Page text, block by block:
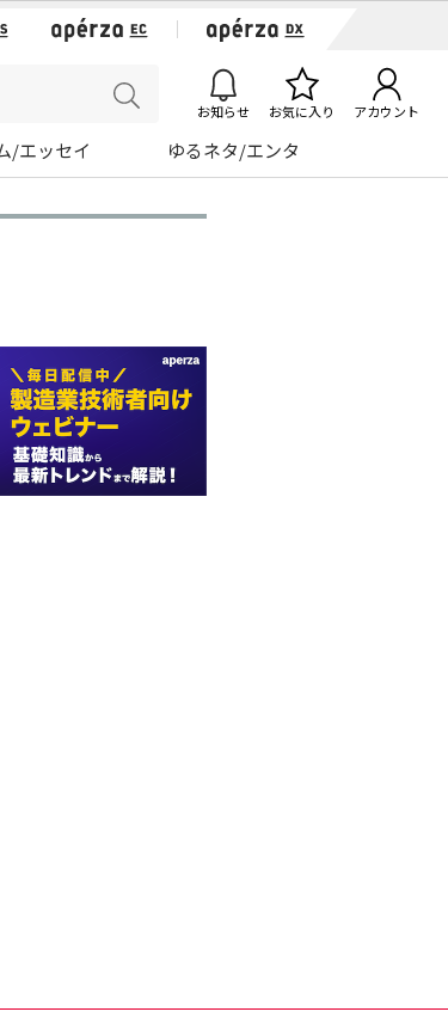
お知らせ お気に入り アカウント
/エッセイ ゆるネタ/エンタ